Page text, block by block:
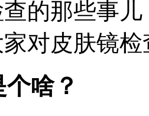
的那些事
对皮肤镜
啥？